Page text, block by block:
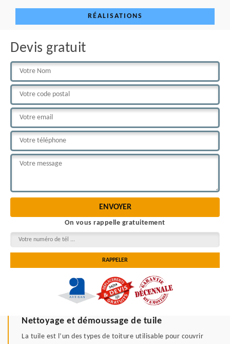
RÉALISATIONS
Devis gratuit
On vous rappelle gratuitement
Nettoyage et démoussage de tuile
La tuile est l’un des types de toiture utilisable pour couvrir